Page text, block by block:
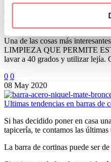
Esta mascarilla cumple con el
bacteriana de la ISO EN-
una triple capa de tejidos 100 %
Una de las cosas más
LIMPIEZA QUE PERMITE
lavar a 40 grados y utilizar lejía.
0 0
08 May 2020
Ultimas tendencias en barras de
Si has decidido poner en casa
tapicería, te contamos las
La barra de cortinas puede ser